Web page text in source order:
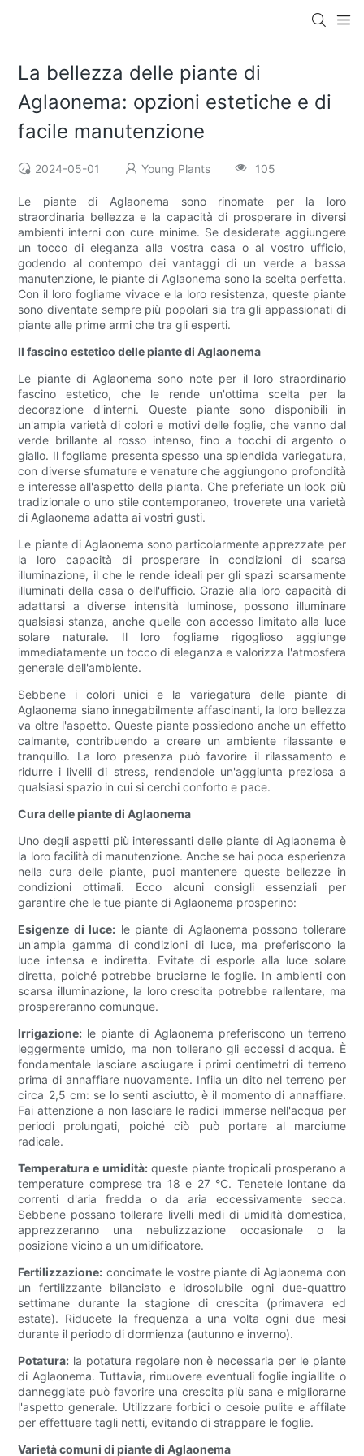
La bellezza delle piante di
Aglaonema: opzioni estetiche e di
facile manutenzione
2024-05-01 Young Plants 105
Le piante di Aglaonema sono rinomate per la loro
straordinaria bellezza e la capacità di prosperare in diversi
ambienti interni con cure minime. Se desiderate aggiungere
un tocco di eleganza alla vostra casa o al vostro ufficio,
godendo al contempo dei vantaggi di un verde a bassa
manutenzione, le piante di Aglaonema sono la scelta perfetta.
Con il loro fogliame vivace e la loro resistenza, queste piante
sono diventate sempre più popolari sia tra gli appassionati di
piante alle prime armi che tra gli esperti.
Il fascino estetico delle piante di Aglaonema
Le piante di Aglaonema sono note per il loro straordinario
fascino estetico, che le rende un'ottima scelta per la
decorazione d'interni. Queste piante sono disponibili in
un'ampia varietà di colori e motivi delle foglie, che vanno dal
verde brillante al rosso intenso, fino a tocchi di argento o
giallo. Il fogliame presenta spesso una splendida variegatura,
con diverse sfumature e venature che aggiungono profondità
e interesse all'aspetto della pianta. Che preferiate un look più
tradizionale o uno stile contemporaneo, troverete una varietà
di Aglaonema adatta ai vostri gusti.
Le piante di Aglaonema sono particolarmente apprezzate per
la loro capacità di prosperare in condizioni di scarsa
illuminazione, il che le rende ideali per gli spazi scarsamente
illuminati della casa o dell'ufficio. Grazie alla loro capacità di
adattarsi a diverse intensità luminose, possono illuminare
qualsiasi stanza, anche quelle con accesso limitato alla luce
solare naturale. Il loro fogliame rigoglioso aggiunge
immediatamente un tocco di eleganza e valorizza l'atmosfera
generale dell'ambiente.
Sebbene i colori unici e la variegatura delle piante di
Aglaonema siano innegabilmente affascinanti, la loro bellezza
va oltre l'aspetto. Queste piante possiedono anche un effetto
calmante, contribuendo a creare un ambiente rilassante e
tranquillo. La loro presenza può favorire il rilassamento e
ridurre i livelli di stress, rendendole un'aggiunta preziosa a
qualsiasi spazio in cui si cerchi conforto e pace.
Cura delle piante di Aglaonema
Uno degli aspetti più interessanti delle piante di Aglaonema è
la loro facilità di manutenzione. Anche se hai poca esperienza
nella cura delle piante, puoi mantenere queste bellezze in
condizioni ottimali. Ecco alcuni consigli essenziali per
garantire che le tue piante di Aglaonema prosperino:
Esigenze di luce: le piante di Aglaonema possono tollerare
un'ampia gamma di condizioni di luce, ma preferiscono la
luce intensa e indiretta. Evitate di esporle alla luce solare
diretta, poiché potrebbe bruciarne le foglie. In ambienti con
scarsa illuminazione, la loro crescita potrebbe rallentare, ma
prospereranno comunque.
Irrigazione: le piante di Aglaonema preferiscono un terreno
leggermente umido, ma non tollerano gli eccessi d'acqua. È
fondamentale lasciare asciugare i primi centimetri di terreno
prima di annaffiare nuovamente. Infila un dito nel terreno per
circa 2,5 cm: se lo senti asciutto, è il momento di annaffiare.
Fai attenzione a non lasciare le radici immerse nell'acqua per
periodi prolungati, poiché ciò può portare al marciume
radicale.
Temperatura e umidità:queste piante tropicali prosperano a
temperature comprese tra 18 e 27 °C. Tenetele lontane da
correnti d'aria fredda o da aria eccessivamente secca.
Sebbene possano tollerare livelli medi di umidità domestica,
apprezzeranno una nebulizzazione occasionale o la
posizione vicino a un umidificatore.
Fertilizzazione: concimate le vostre piante di Aglaonema con
un fertilizzante bilanciato e idrosolubile ogni due-quattro
settimane durante la stagione di crescita (primavera ed
estate). Riducete la frequenza a una volta ogni due mesi
durante il periodo di dormienza (autunno e inverno).
Potatura: la potatura regolare non è necessaria per le piante
di Aglaonema. Tuttavia, rimuovere eventuali foglie ingiallite o
danneggiate può favorire una crescita più sana e migliorarne
l'aspetto generale. Utilizzare forbici o cesoie pulite e affilate
per effettuare tagli netti, evitando di strappare le foglie.
Varietà comuni di piante di Aglaonema